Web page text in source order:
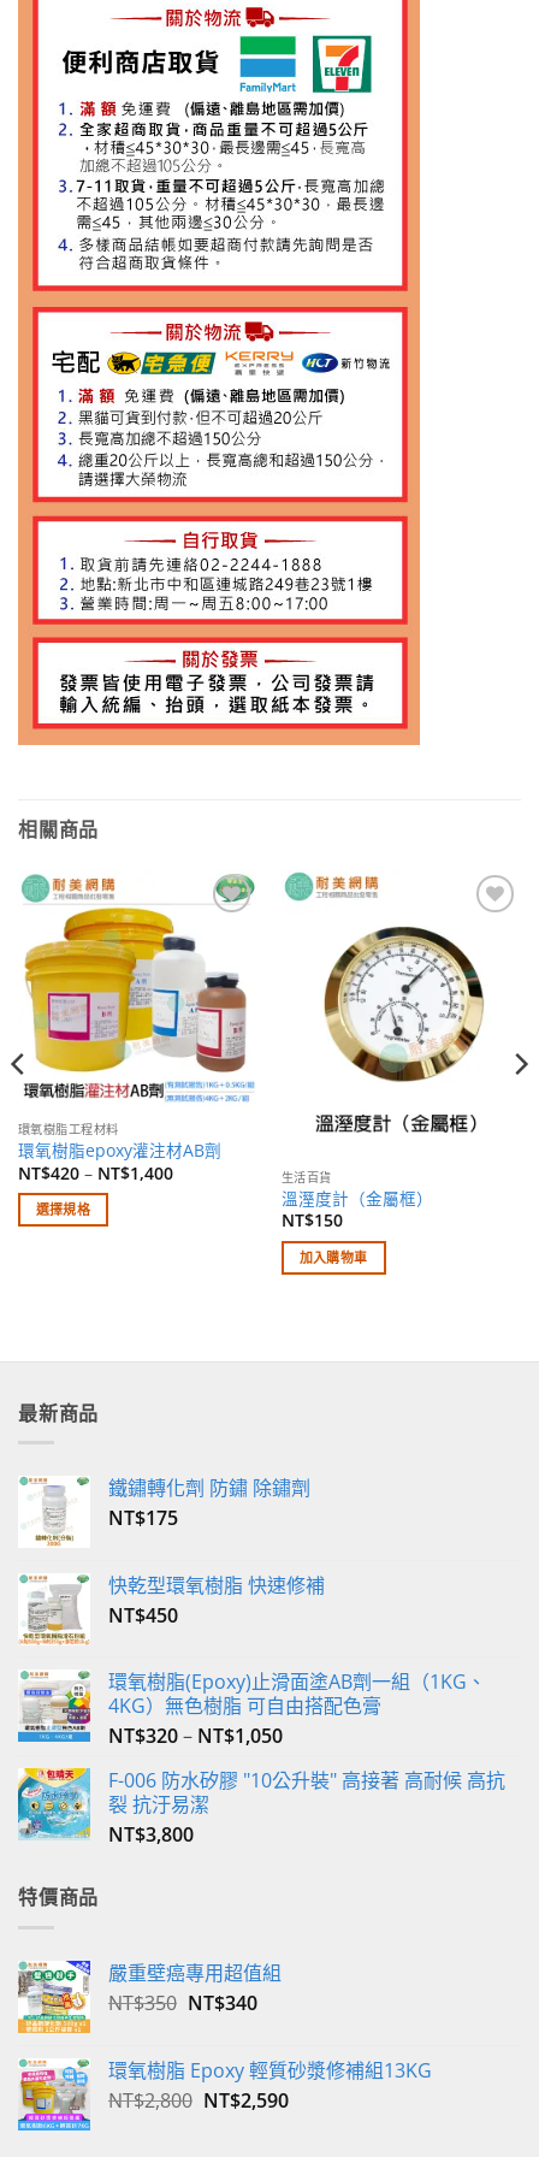
相關商品
環氧樹脂工程材料
環氧樹脂epoxy灌注材AB劑
NT$420– NT$1,400
選擇規格
種
式。
可
產
品
選
擇
選
項
生活百貨
溫溼度計（金屬框）
NT$150
加入購物車
最新商品
鐵鏽轉化劑 防鏽 除鏽劑
NT$175
快乾型環氧樹脂 快速修補
NT$450
環氧樹脂(Epoxy)止滑面塗AB劑一組（1KG、
4KG）無色樹脂 可自由搭配色膏
NT$320– NT$1,050
F-006 防水矽膠 "10公升裝" 高接著 高耐候 高抗
裂 抗汙易潔
NT$3,800
特價商品
嚴重壁癌專用超值組
NT$350 原
格：
NT$350。
NT$340目
格：
NT$340。
環氧樹脂 Epoxy 輕質砂漿修補組13KG
NT$2,800 原
NT$2,590目